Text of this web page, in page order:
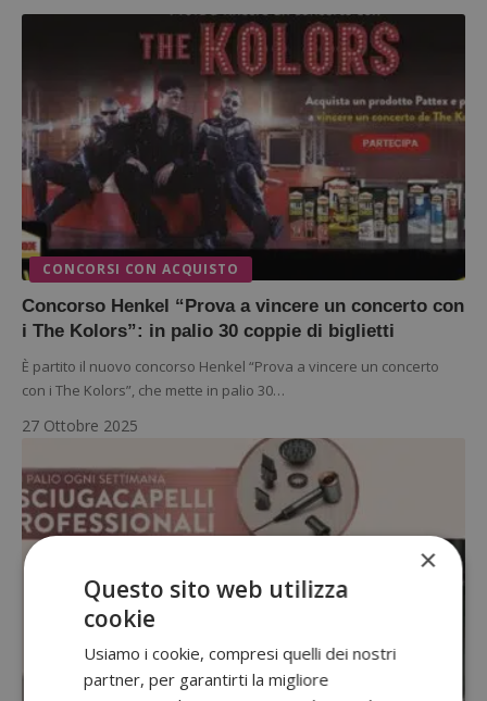
CONCORSI CON ACQUISTO
Concorso Henkel “Prova a vincere un concerto con
i The Kolors”: in palio 30 coppie di biglietti
È partito il nuovo concorso Henkel “Prova a vincere un concerto
con i The Kolors”, che mette in palio 30…
27 Ottobre 2025
CONCORSI CON ACQUISTO
×
Questo sito web utilizza
cookie
Usiamo i cookie, compresi quelli dei nostri
partner, per garantirti la migliore